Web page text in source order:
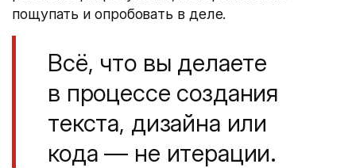
пощупать и опробовать в деле.
Всё, что вы делаете
в процессе создания
текста, дизайна или
кода — не итерации.